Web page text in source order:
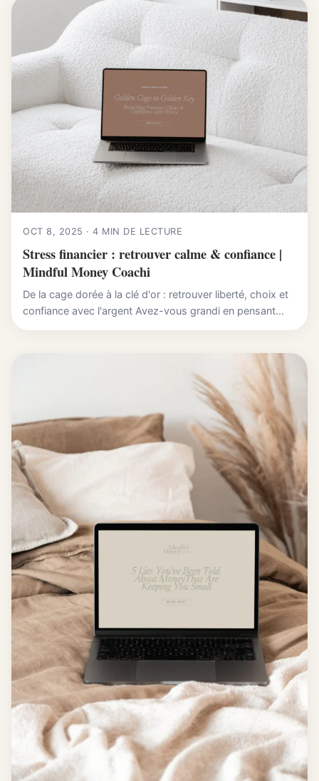
OCT 8, 2025 · 4 MIN DE LECTURE
Stress financier : retrouver calme & confiance |
Mindful Money Coachi
De la cage dorée à la clé d'or : retrouver liberté, choix et
confiance avec l'argent Avez-vous grandi en pensant...